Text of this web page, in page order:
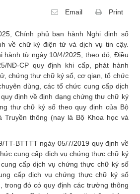
Email Print
phủ ban hành Nghị định số
về chữ ký điện tử và dịch vụ tin cậy.
hành từ ngày 10/4/2025, theo đó, Điều
NĐ-CP quy định khi cấp, phát hành
chứng thư chữ ký số, cơ qian, tổ chức
dùng, các tổ chức cung cấp dịch
định về định dạng chứng thư chữ ký
thư chữ ký số theo quy định của Bộ
Truyền thông (nay là Bộ Khoa học và
BTTTT ngày 05/7/2019 quy định về
cung cấp dịch vụ chứng thực chữ ký
cấp dịch vụ chứng thực chữ ký số
cấp dịch vụ chứng thực chữ ký số
trong đó có quy định các trường thông